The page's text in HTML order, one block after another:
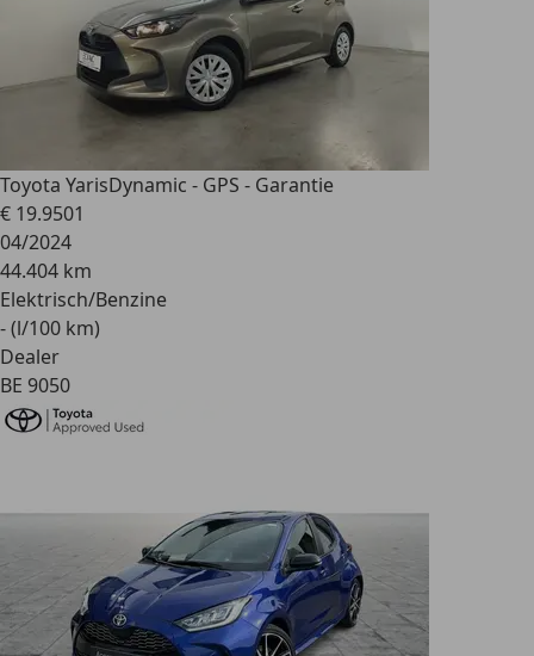
Toyota YarisDynamic - GPS - Garantie
€ 19.9501
04/2024
44.404 km
Elektrisch/Benzine
- (l/100 km)
Dealer
BE 9050